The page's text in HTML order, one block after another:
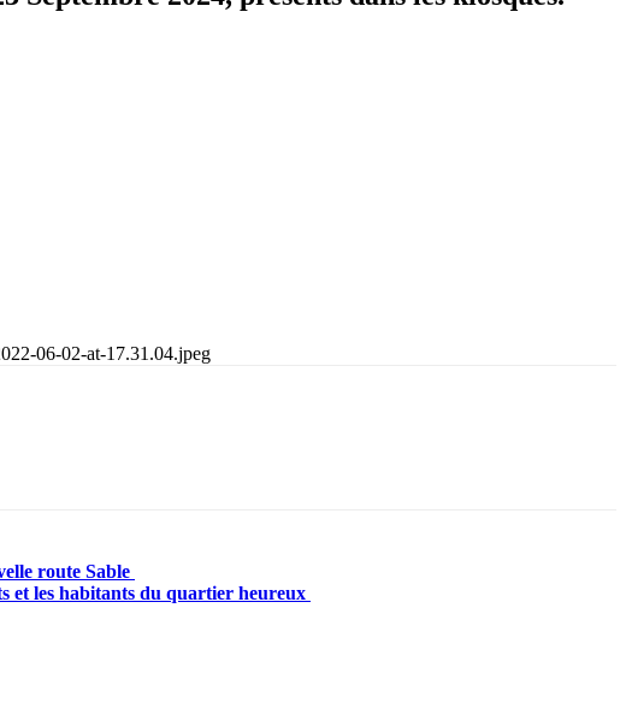
06-02-at-17.31.04.jpeg
route Sable
et les habitants du quartier heureux